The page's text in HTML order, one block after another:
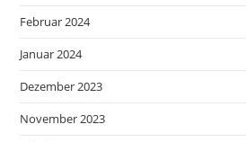
Februar 2024
Januar 2024
Dezember 2023
November 2023